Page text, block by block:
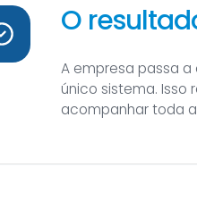
O
A empresa passa
único sistema. Isso
acompanhar toda